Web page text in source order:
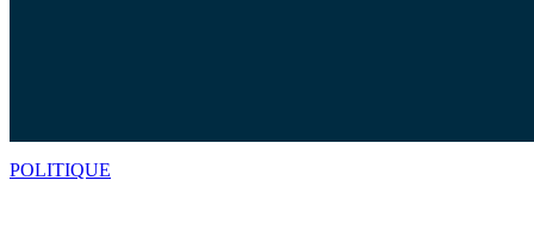
POLITIQUE